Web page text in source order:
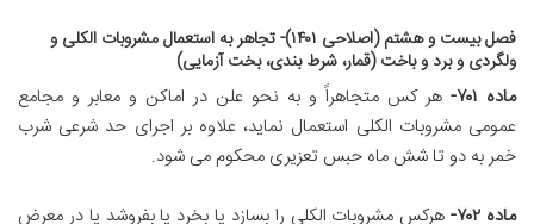
فصل بیست و هشتم (اصلاحی ۱۴۰۱)- تجاهر به استعمال مشروبات الکلی و
ولگردی و برد و باخت (قمار، شرط بندی، بخت آزمایی)
ماده ۷۰۱-
هر کس متجاهراً و به نحو علن در اماکن و معابر و مجامع
عمومی مشروبات الکلی استعمال نماید، علاوه بر اجرای حد شرعی شرب
خمر به دو تا شش ماه حبس تعزیری محکوم می شود.
ماده ۷۰۲-
هرکس مشروبات الکلی را بسازد یا بخرد یا بفروشد یا در معرض